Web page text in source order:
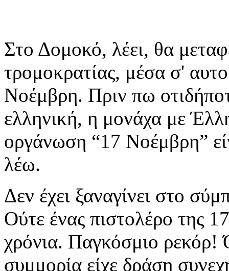
Στο Δομοκό, λέει, θα
τρομοκρατίας, μέσα σ'
Νοέμβρη. Πριν πω
ελληνική, η μονάχα με
οργάνωση “17 Νοέμβρη”
λέω.
Δεν έχει ξαναγίνει στο
Ούτε ένας πιστολέρο της
χρόνια. Παγκόσμιο ρεκόρ!
συμμορία είχε δράση